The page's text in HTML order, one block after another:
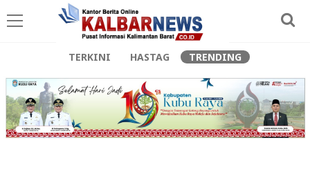
TERKINI HASTAG TRENDING